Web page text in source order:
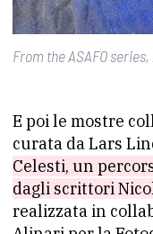
From the ASAFO
E poi le mostre
curata da Lars
Celesti, un
dagli scrittori
realizzata in